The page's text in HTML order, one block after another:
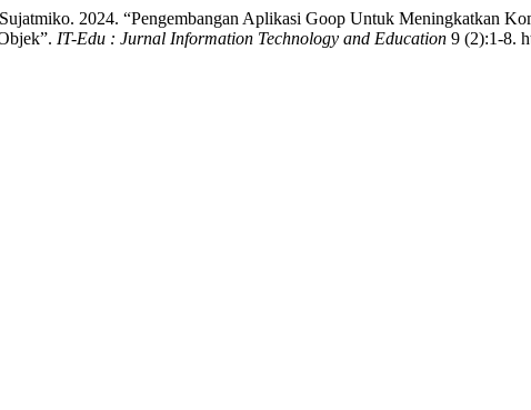
2024. “Pengembangan Aplikasi Goop Untuk Meningkatkan
IT-Edu : Jurnal Information Technology and Education 9 (2):1-8.